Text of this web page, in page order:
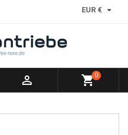
EUR € 
 shopping_cart0